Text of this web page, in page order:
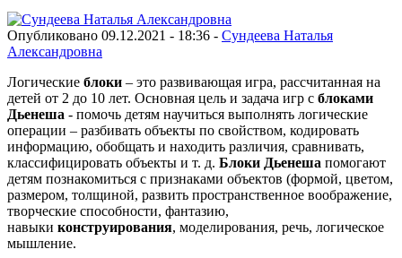
Опубликовано 09.12.2021 - 18:36 - Сундеева Наталья
Александровна
Логические блоки – это развивающая игра, рассчитанная на
детей от 2 до 10 лет. Основная цель и задача игр с блоками
Дьенеша - помочь детям научиться выполнять логические
операции – разбивать объекты по свойством, кодировать
информацию, обобщать и находить различия, сравнивать,
классифицировать объекты и т. д. Блоки Дьенеша помогают
детям познакомиться с признаками объектов (формой, цветом,
размером, толщиной, развить пространственное воображение,
творческие способности, фантазию,
навыки конструирования, моделирования, речь, логическое
мышление.